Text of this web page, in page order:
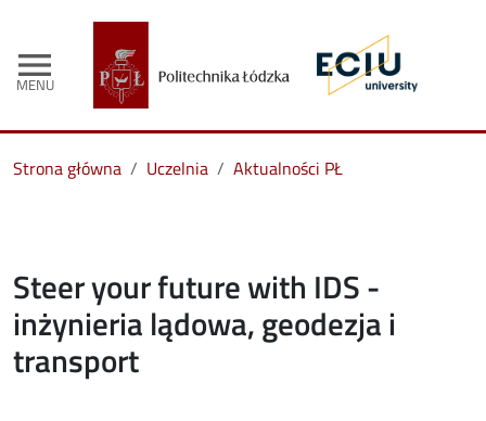
menu
MENU
Strona główna Uczelnia Aktualności PŁ
Steer your future with IDS -
inżynieria lądowa, geodezja i
transport